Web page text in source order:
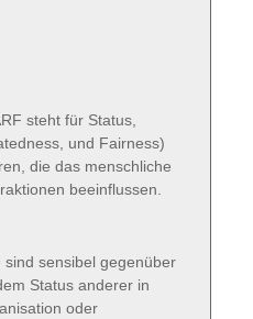
steht für Status,
und Fairness)
die das menschliche
beeinflussen.
sind sensibel gegenüber
Status anderer in
oder